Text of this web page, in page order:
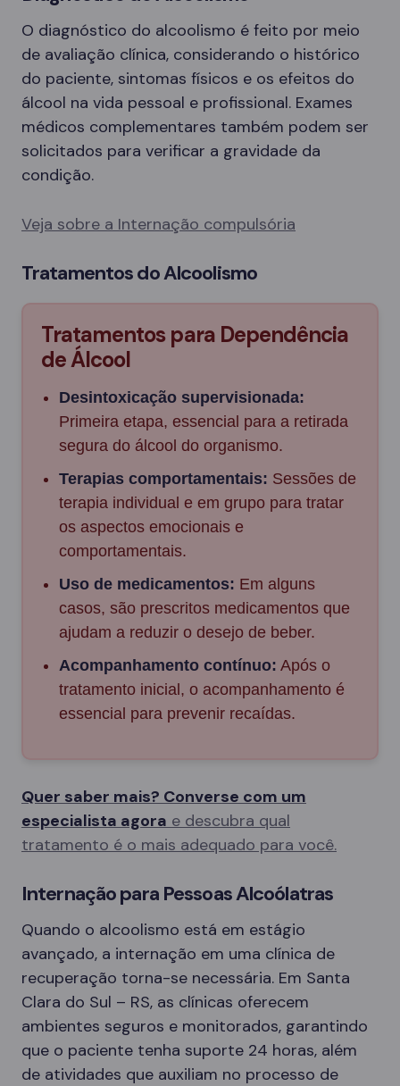
O diagnóstico do alcoolismo é feito por meio
de avaliação clínica, considerando o histórico
do paciente, sintomas físicos e os efeitos do
álcool na vida pessoal e profissional. Exames
médicos complementares também podem ser
solicitados para verificar a gravidade da
condição.
Veja sobre a Internação compulsória
Tratamentos do Alcoolismo
Tratamentos para Dependência
de Álcool
Desintoxicação supervisionada:
Primeira etapa, essencial para a retirada
segura do álcool do organismo.
Terapias comportamentais: Sessões de
terapia individual e em grupo para tratar
os aspectos emocionais e
comportamentais.
Uso de medicamentos: Em alguns
casos, são prescritos medicamentos que
ajudam a reduzir o desejo de beber.
Acompanhamento contínuo: Após o
tratamento inicial, o acompanhamento é
essencial para prevenir recaídas.
Quer saber mais? Converse com um
especialista agora e descubra qual
tratamento é o mais adequado para você.
Internação para Pessoas Alcoólatras
Quando o alcoolismo está em estágio
avançado, a internação em uma clínica de
recuperação torna-se necessária. Em Santa
Clara do Sul – RS, as clínicas oferecem
ambientes seguros e monitorados, garantindo
que o paciente tenha suporte 24 horas, além
de atividades que auxiliam no processo de